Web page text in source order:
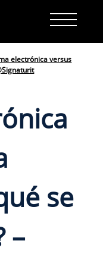
electrónica versus
se
–